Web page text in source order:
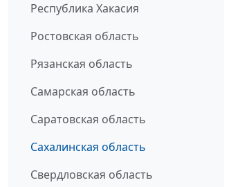
Республика Хакасия
Ростовская область
Рязанская область
Самарская область
Саратовская область
Сахалинская область
Свердловская область